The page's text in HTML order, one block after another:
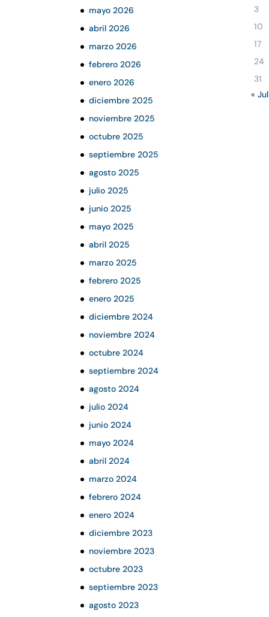
mayo 2026
abril 2026
marzo 2026
febrero 2026
enero 2026
diciembre 2025
noviembre 2025
octubre 2025
septiembre 2025
agosto 2025
julio 2025
junio 2025
mayo 2025
abril 2025
marzo 2025
febrero 2025
enero 2025
diciembre 2024
noviembre 2024
octubre 2024
septiembre 2024
agosto 2024
julio 2024
junio 2024
mayo 2024
abril 2024
marzo 2024
febrero 2024
enero 2024
diciembre 2023
noviembre 2023
octubre 2023
septiembre 2023
agosto 2023
3
10
17
24
31
« Jul